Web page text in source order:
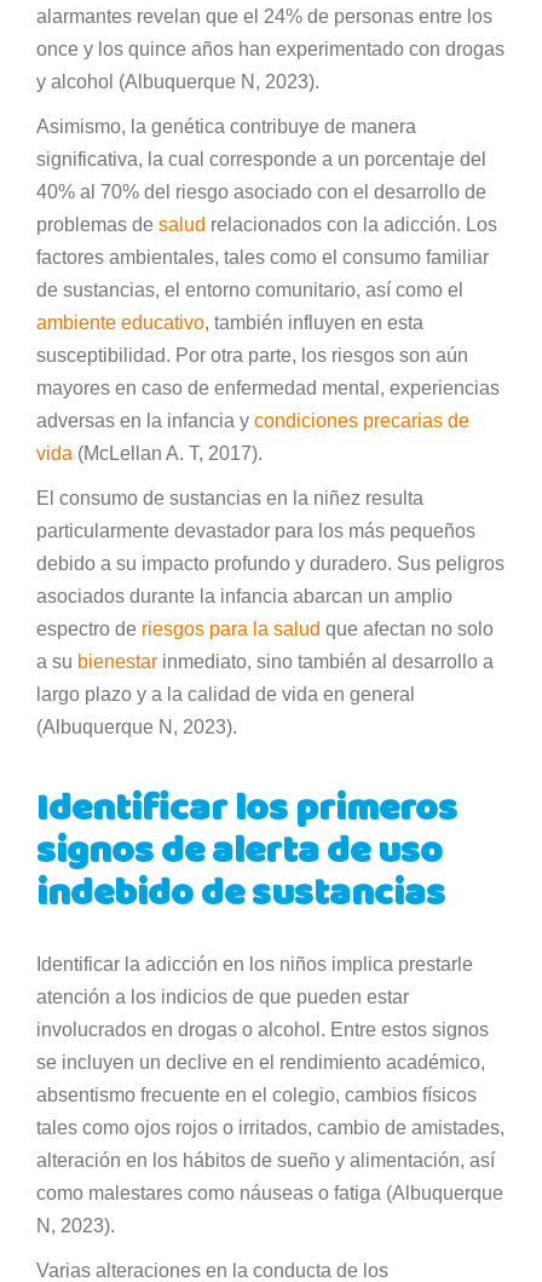
alarmantes revelan que el 24% de personas entre los
once y los quince años han experimentado con drogas
y alcohol (Albuquerque N, 2023).
Asimismo, la genética contribuye de manera
significativa, la cual corresponde a un porcentaje del
40% al 70% del riesgo asociado con el desarrollo de
problemas de salud relacionados con la adicción. Los
factores ambientales, tales como el consumo familiar
de sustancias, el entorno comunitario, así como el
ambiente educativo, también influyen en esta
susceptibilidad. Por otra parte, los riesgos son aún
mayores en caso de enfermedad mental, experiencias
adversas en la infancia y condiciones precarias de
vida (McLellan A. T, 2017).
El consumo de sustancias en la niñez resulta
particularmente devastador para los más pequeños
debido a su impacto profundo y duradero. Sus peligros
asociados durante la infancia abarcan un amplio
espectro de riesgos para la salud que afectan no solo
a su bienestar inmediato, sino también al desarrollo a
largo plazo y a la calidad de vida en general
(Albuquerque N, 2023).
Identificar los primeros
signos de alerta de uso
indebido de sustancias
Identificar la adicción en los niños implica prestarle
atención a los indicios de que pueden estar
involucrados en drogas o alcohol. Entre estos signos
se incluyen un declive en el rendimiento académico,
absentismo frecuente en el colegio, cambios físicos
tales como ojos rojos o irritados, cambio de amistades,
alteración en los hábitos de sueño y alimentación, así
como malestares como náuseas o fatiga (Albuquerque
N, 2023).
Varias alteraciones en la conducta de los